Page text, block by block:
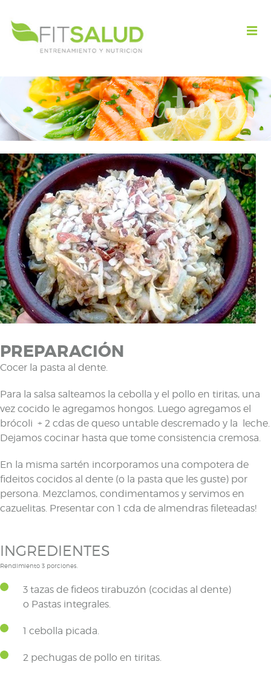
PREPARACIÓN
Cocer la pasta al dente.
Para la salsa salteamos la cebolla y el pollo en tiritas, una
vez cocido le agregamos hongos. Luego agregamos el
brócoli + 2 cdas de queso untable descremado y la leche.
Dejamos cocinar hasta que tome consistencia cremosa.
En la misma sartén incorporamos una compotera de
fideitos cocidos al dente (o la pasta que les guste) por
persona. Mezclamos, condimentamos y servimos en
cazuelitas. Presentar con 1 cda de almendras fileteadas!
INGREDIENTES
Rendimiento 3 porciones.
3 tazas de fideos tirabuzón (cocidas al dente)
o Pastas integrales.
1 cebolla picada.
2 pechugas de pollo en tiritas.